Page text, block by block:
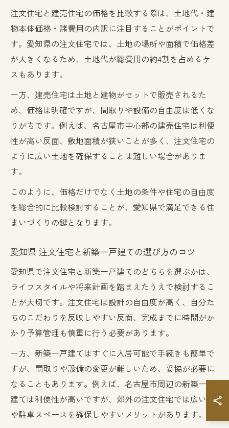
注文住宅と建売住宅の価格を比較する際は、土地代・建
物本体価格・諸費用の内訳に注目することがポイントで
す。愛知県の注文住宅では、土地の場所や面積で価格差
が大きくなるため、土地代が総費用の約4割を占めるケー
スもあります。
一方、建売住宅は土地と建物がセットで販売されるた
め、価格は明確ですが、間取りや設備の自由度は低くな
りがちです。例えば、名古屋市中心部の建売住宅は利便
性が高い反面、敷地面積が狭いことが多く、注文住宅の
ように広い土地を確保することは難しい場合がありま
す。
このように、価格だけでなく土地の条件や住宅の自由度
を総合的に比較検討することが、愛知県で満足できる住
まいづくりの鍵となります。
愛知県 注文住宅と新築一戸建ての選び方のコツ
愛知県で注文住宅と新築一戸建てのどちらを選ぶかは、
ライフスタイルや将来計画を踏まえたうえで検討するこ
とが大切です。注文住宅は設計の自由度が高く、自分た
ちのこだわりを反映しやすい反面、完成までに時間がか
かり予算管理も慎重に行う必要があります。
一方、新築一戸建てはすぐに入居可能で手続きも簡単で
すが、間取りや設備の変更が難しいため、妥協が必要に
なることもあります。例えば、名古屋市周辺の新築一戸
建ては利便性が高いですが、郊外の注文住宅では広い庭
や駐車スペースを確保しやすいメリットがあります。